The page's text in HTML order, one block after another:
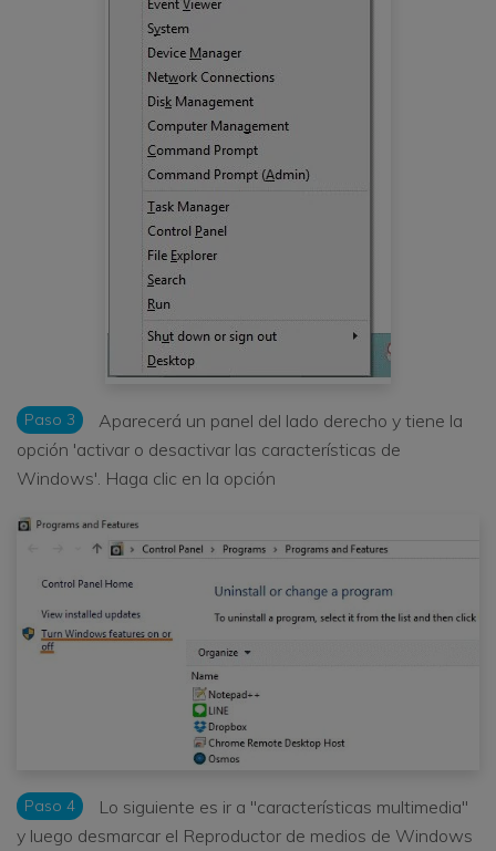
Paso 3
Aparecerá un panel del lado derecho y tiene la
opción 'activar o desactivar las características de
Windows'. Haga clic en la opción
Paso 4
Lo siguiente es ir a "características multimedia"
y luego desmarcar el Reproductor de medios de Windows